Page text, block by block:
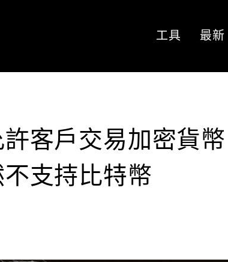
工具 最新
客戶交易加密貨
支持比特幣